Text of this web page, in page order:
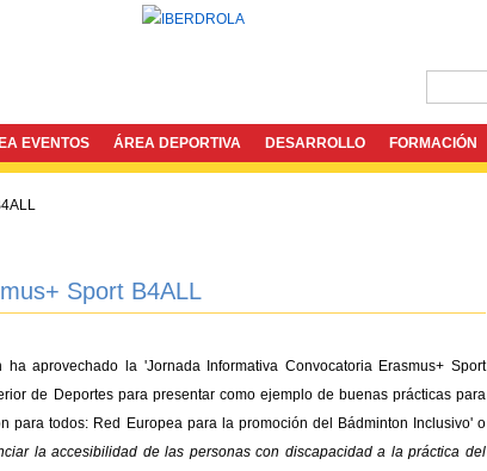
EVENTOS ÁREA DEPORTIVA DESARROLLO FORMACIÓN
Sport B4ALL
aprovechado la 'Jornada Informativa Convocatoria Erasmus+ Sport
de Deportes para presentar como ejemplo de buenas prácticas para
para todos: Red Europea para la promoción del Bádminton Inclusivo' o
la accesibilidad de las personas con discapacidad a la práctica del